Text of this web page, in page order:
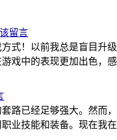
留言
式！以前我总是盲目升
戏中的表现更加出色，
路已经足够强大。然而
业技能和装备。现在我